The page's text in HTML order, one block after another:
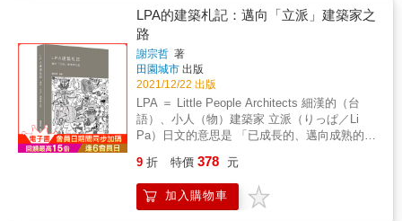
典現代建築指南，徐明松亦想透過張肇康一代
的建築師生命，探討建築師與社會相容的可能
性與困厄處──為何頂著顯赫文憑與歷練、年方
43歲的張肇康，就已完成此生最好的作品？之
後僅能透過民居的研究，作為在這種充滿磨難
的創作環境裡唯一的救贖與出口？一如王大閎
晚年提筆寫起小說，陳其寬拿起顏料揮灑。作
者拋出提問，勾畫巨匠身影，只希望能讓來者
可以站在他們的肩膀上，看得更廣、更遠。
火花，也對話出你我所不知道的隈研吾祕密。
& 展現「隈建築」的魔法與魅力，傳達現代建
築的趣味 無論自己的建築知識有幾分，看了都
愛不釋手給滿分 & 隈研吾的建築魔法： ‧傳統
與現代矛盾的交融：日式建築歌舞伎座後的摩
天大樓，卻有白色瀑布傾瀉而下的詩意 ‧打破既
定觀念的新創意：不居高臨下的海景展望台，
卻由地底而出的通道，讓人也成為風景 ‧人與環
一體，讓閱覽室充滿聖地感的森林光影 ‧讓空間
和觀念一起反轉：將真正的「外觀」設在建物
中間，讓建地不良的空間成功內外反轉 ‧在無之
中看見有的存在：從「看不見的建築」中，卻
與思考， 解讀新型冠狀肺炎後建築界的現況與
未來。 & 1964年 東京奧運會，夢想的開始
1970年 大阪世博會，令人失望的建築前輩們
1977年 非洲考察之旅，人與人之間的互信與
互助 1985年 紐約留學生活，從討厭日本到喜
2021年 美國權威雜誌《TIME》評選為世界百
位最具影響力人物之一 2022年 臺中巨蛋體育
館正式動工 致想成為夢想家的你
&hellip;&hellip; &
LPA的建築札記：邁向「立派」建築家之
路
謝宗哲 著
田園城市 出版
2021/12/22 出版
LPA ＝ Little People Architects 細漢的（台
語）、小人（物）建築家 立派（りっぱ／Li
Pa）日文的意思是 「已成長的、邁向成熟的、
Architects（簡稱LPA）於2009年由作者謝宗哲
所發起，集結了一群熱愛建築創作的好友，成
員包括王喆、方瑋、方新樵、林建華、哈塔、
9 折 特價 378 元
加入購物車